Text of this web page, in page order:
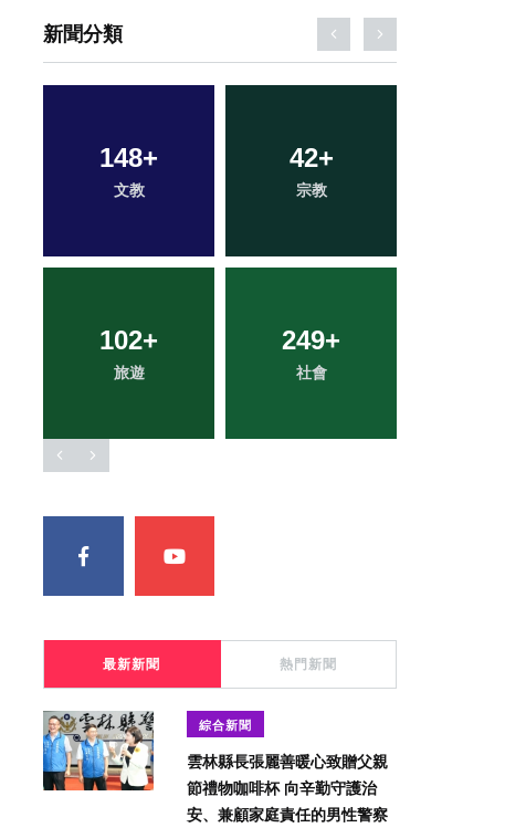
新聞分類
148+
文教
42+
宗教
102+
旅遊
249+
社會
22+
科技新知
455+
綜合新聞
31+
頭條
46+
農業
最新新聞 熱門新聞
綜合新聞
雲林縣長張麗善暖心致贈父親
節禮物咖啡杯 向辛勤守護治
安、兼顧家庭責任的男性警察